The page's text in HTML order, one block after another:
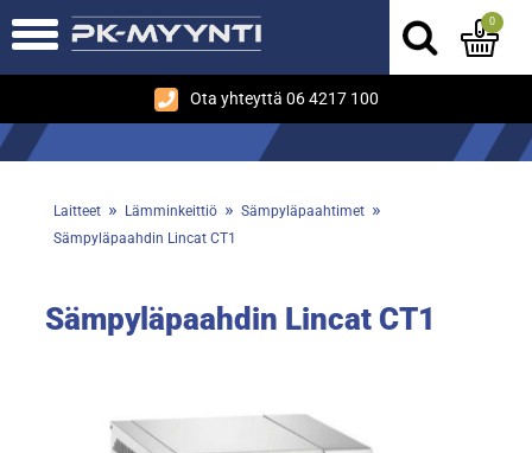
Ota yhteyttä 06 4217 100
0
Laitteet » Lämminkeittiö » Sämpyläpaahtimet »
Sämpyläpaahdin Lincat CT1
Sämpyläpaahdin Lincat CT1